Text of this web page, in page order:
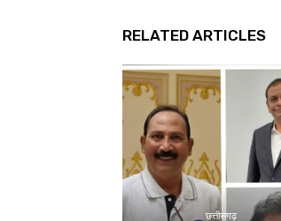
RELATED ARTICLES
छत्तीसगढ़